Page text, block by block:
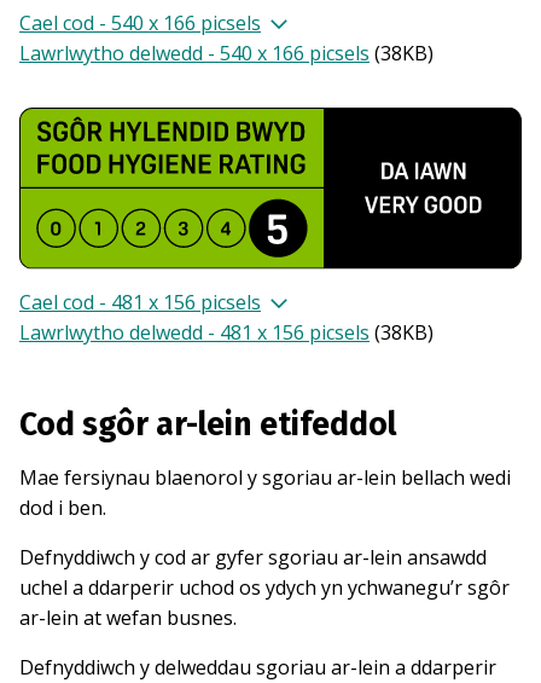
Cael cod - 540 x 166 picsels
Lawrlwytho delwedd - 540 x 166 picsels (38KB)
Cael cod - 481 x 156 picsels
Lawrlwytho delwedd - 481 x 156 picsels (38KB)
Cod sgôr ar-lein etifeddol
Mae fersiynau blaenorol y sgoriau ar-lein bellach wedi
dod i ben.
Defnyddiwch y cod ar gyfer sgoriau ar-lein ansawdd
uchel a ddarperir uchod os ydych yn ychwanegu’r sgôr
ar-lein at wefan busnes.
Defnyddiwch y delweddau sgoriau ar-lein a ddarperir